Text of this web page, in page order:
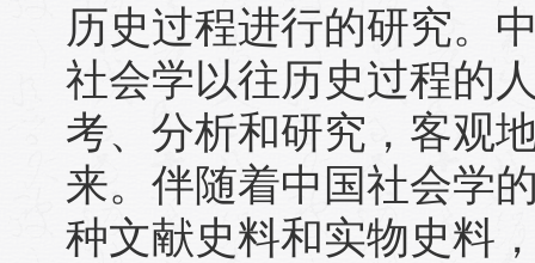
历史过程进行的研究。
社会学以往历史过程的
考、分析和研究，客观
来。伴随着中国社会学
种文献史料和实物史料